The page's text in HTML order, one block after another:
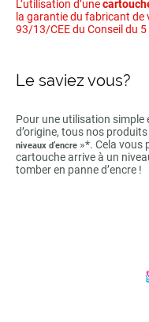
L’utilisation d’une
la garantie du fabricant de
93/13/CEE du Conseil du
Le saviez vous?
Pour une utilisation simple
d’origine, tous nos
niveaux d’encre »*. Cela vous
cartouche arrive à un
tomber en panne d’encre !